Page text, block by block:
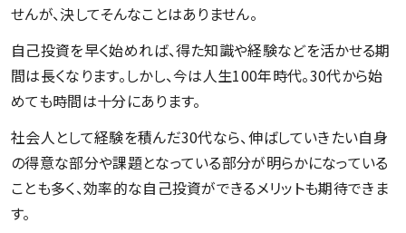
せんが、決してそんなことはありません。
自己投資を早く始めれば、得た知識や経験などを活かせる期
間は長くなります。しかし、今は人生100年時代。30代から始
めても時間は十分にあります。
社会人として経験を積んだ30代なら、伸ばしていきたい自身
の得意な部分や課題となっている部分が明らかになっている
ことも多く、効率的な自己投資ができるメリットも期待できま
す。